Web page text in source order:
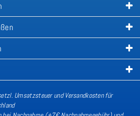
Umsatzsteuer und Versandkosten für